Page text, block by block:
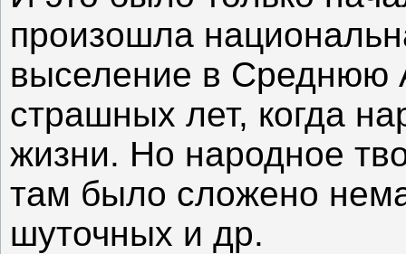
произошла
выселение в Среднюю
страшных лет, когда
жизни. Но народное
там было сложено
шуточных и др.